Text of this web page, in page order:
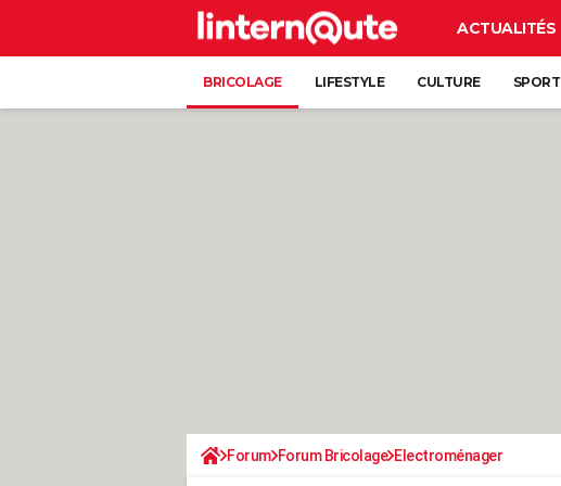
ACTUALITÉS
BRICOLAGE LIFESTYLE CULTURE SPORT
Forum Forum Bricolage Electroménager